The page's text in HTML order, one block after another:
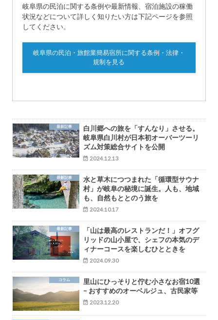
岐阜県の民泊に関する条例や最新情報、宿泊施設の稼働
状況などについて詳しく知りたい方は下記ページを参照
してください。
岐阜県の民泊・旅館業簡易宿所に関する条例・法律・
規制を見る
最新記事
白川郷への旅を「すんなり」させる。
岐阜県白川村が日本初オーバーツーリ
ズム対策総合サイトを公開
2024.12.13
最新記事
水と草木につつまれた「循環型サウナ
村」が岐阜の秘境に誕生。人も、地域
も、自然もととのう旅を
2024.10.17
最新記事
「山は最高のレストランだ！」オフグ
リッドの山小屋で、シェフの本気のデ
ィナーコースを楽しむひとときを
2024.09.30
コラム
里山にひっそりと佇む小さなお宿10選
– おすすめのオーベルジュ、古民家等
2023.12.20